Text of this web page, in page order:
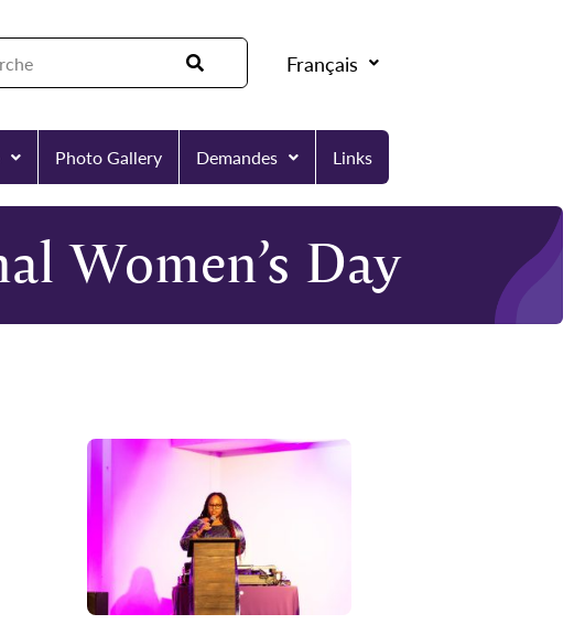
Français
Photo Gallery Demandes Links
Women’s Day